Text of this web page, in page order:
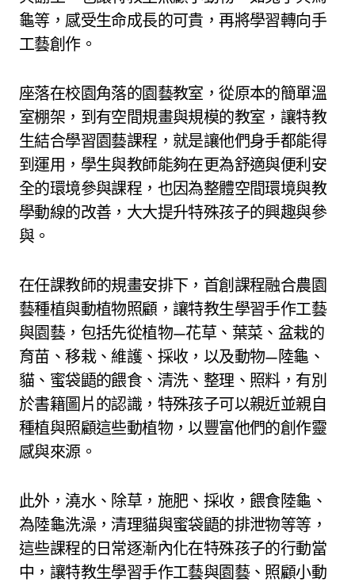
龜等，感受生命成長的可貴，再將學習轉向手
工藝創作。
座落在校園角落的園藝教室，從原本的簡單溫
室棚架，到有空間規畫與規模的教室，讓特教
生結合學習園藝課程，就是讓他們身手都能得
到運用，學生與教師能夠在更為舒適與便利安
全的環境參與課程，也因為整體空間環境與教
學動線的改善，大大提升特殊孩子的興趣與參
與。
在任課教師的規畫安排下，首創課程融合農園
藝種植與動植物照顧，讓特教生學習手作工藝
與園藝，包括先從植物—花草、葉菜、盆栽的
育苗、移栽、維護、採收，以及動物—陸龜、
貓、蜜袋鼯的餵食、清洗、整理、照料，有別
於書籍圖片的認識，特殊孩子可以親近並親自
種植與照顧這些動植物，以豐富他們的創作靈
感與來源。
此外，澆水、除草，施肥、採收，餵食陸龜、
為陸龜洗澡，清理貓與蜜袋鼯的排泄物等等，
這些課程的日常逐漸內化在特殊孩子的行動當
中，讓特教生學習手作工藝與園藝、照顧小動